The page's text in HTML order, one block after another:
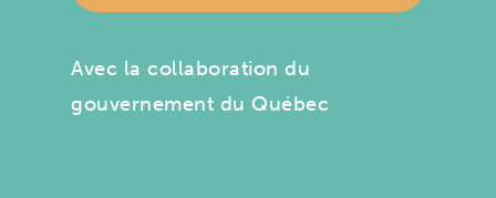
Avec la collaboration du
gouvernement du Québec